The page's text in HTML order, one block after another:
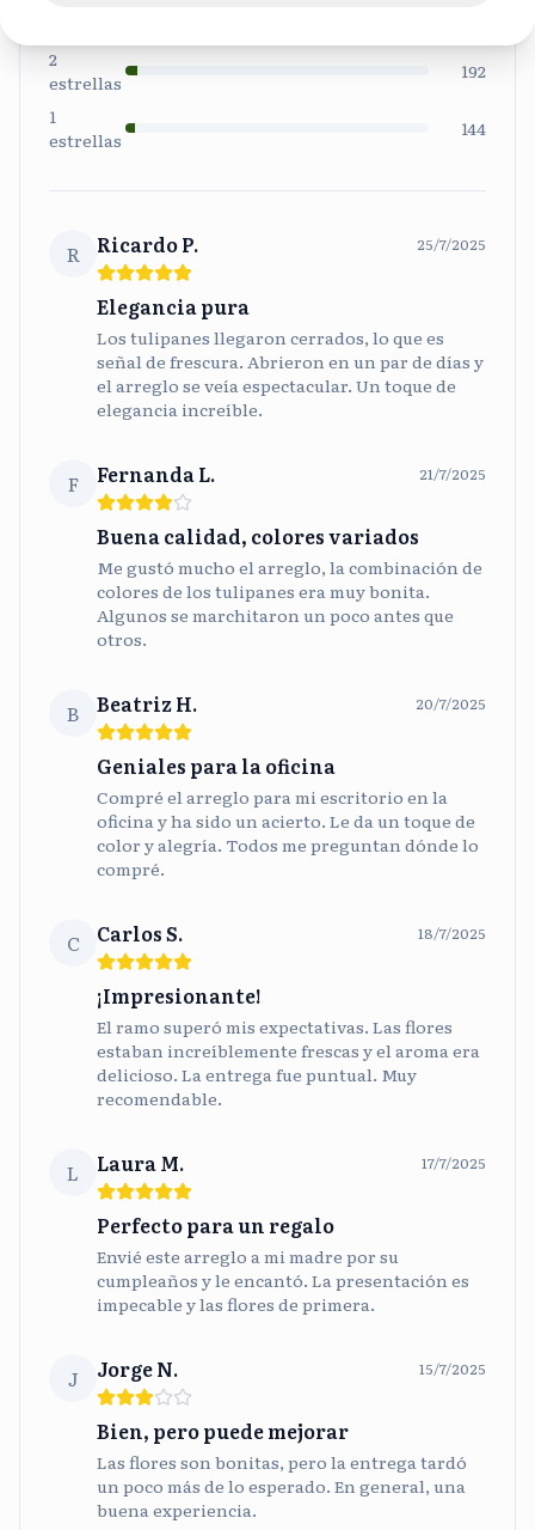
2
estrellas
192
1
estrellas
144
R Ricardo P. 25/7/2025
Elegancia pura
Los tulipanes llegaron cerrados, lo que es
señal de frescura. Abrieron en un par de días y
el arreglo se veía espectacular. Un toque de
elegancia increíble.
F Fernanda L. 21/7/2025
Buena calidad, colores variados
Me gustó mucho el arreglo, la combinación de
colores de los tulipanes era muy bonita.
Algunos se marchitaron un poco antes que
otros.
B Beatriz H. 20/7/2025
Geniales para la oficina
Compré el arreglo para mi escritorio en la
oficina y ha sido un acierto. Le da un toque de
color y alegría. Todos me preguntan dónde lo
compré.
C Carlos S. 18/7/2025
¡Impresionante!
El ramo superó mis expectativas. Las flores
estaban increíblemente frescas y el aroma era
delicioso. La entrega fue puntual. Muy
recomendable.
L Laura M. 17/7/2025
Perfecto para un regalo
Envié este arreglo a mi madre por su
cumpleaños y le encantó. La presentación es
impecable y las flores de primera.
J Jorge N. 15/7/2025
Bien, pero puede mejorar
Las flores son bonitas, pero la entrega tardó
un poco más de lo esperado. En general, una
buena experiencia.